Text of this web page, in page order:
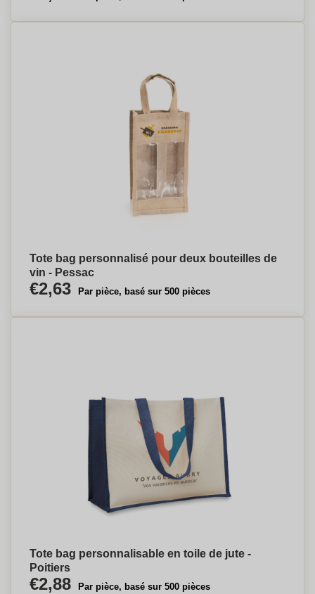
Tote bag personnalisé pour deux bouteilles de
vin - Pessac
€2,63 Par pièce, basé sur 500 pièces
Tote bag personnalisable en toile de jute -
Poitiers
€2,88 Par pièce, basé sur 500 pièces